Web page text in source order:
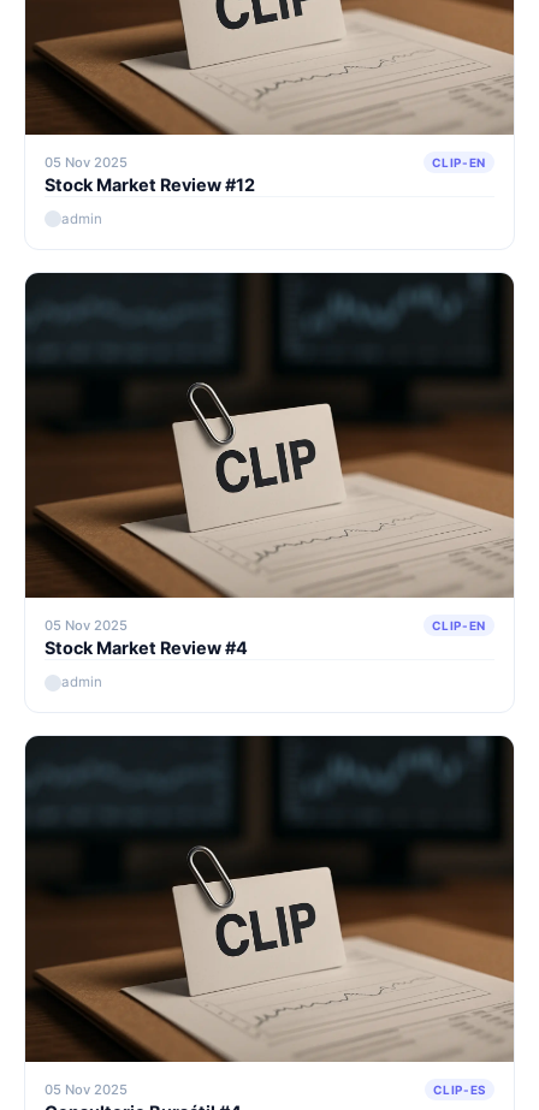
05 Nov 2025 CLIP-EN
Stock Market Review #12
admin
05 Nov 2025 CLIP-EN
Stock Market Review #4
admin
05 Nov 2025 CLIP-ES